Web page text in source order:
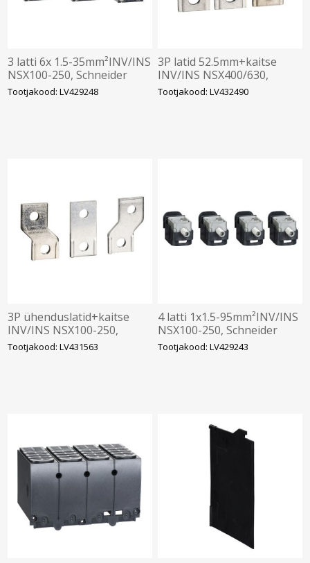
3 latti 6x 1.5-35mm²INV/INS
NSX100-250, Schneider
Tootjakood: LV429248
3P latid 52.5mm+kaitse
INV/INS NSX400/630,
Schneider
Tootjakood: LV432490
3P ühenduslatid+kaitse
INV/INS NSX100-250,
Schneider
Tootjakood: LV431563
4 latti 1x1.5-95mm²INV/INS
NSX100-250, Schneider
Tootjakood: LV429243